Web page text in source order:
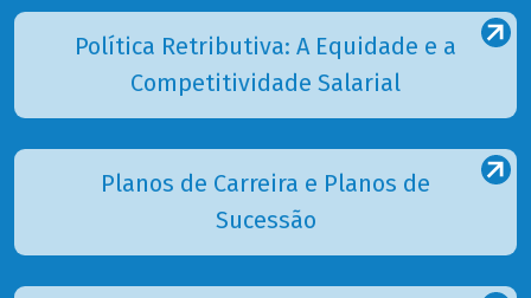
Política Retributiva: A Equidade e a
Competitividade Salarial
Planos de Carreira e Planos de
Sucessão